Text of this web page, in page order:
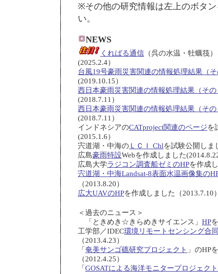
※その他の研究情報は左上のボタ
い。
NEWS
くればる通信 （呉の水温・牡蠣筏
(2025.2.4）
台風19号豪雨災害関連の情報処理結果（
(2019.10.15）
西日本豪雨災害関連の情報処理結果（その
(2018.7.11）
西日本豪雨災害関連の情報処理結果（その
(2018.7.11）
インドネシアのCATproject関連のページを
(2015.1.6）
宍道湖・中海の ＬＣＩ Chlを試験公開しま
広島豪雨特設Webを作成しました
広島大学ラジコン調査船ゼミのHPを作成
宍道湖・中海Landsat-8表面水温画像集の
（2013.8.20）
広大UAVのHPを作成しました（2013.7.10
＜過去のニュース＞
「ときめき☆きらめきサイエンス」 HP
工学部／IDEC環境リモートセンシング合
（2013.4.23）
「 奄美サンゴ礁研究プロジェクト 」のHP
（2012.4.25）
「 GOSATによる海洋モニタープロジェクト